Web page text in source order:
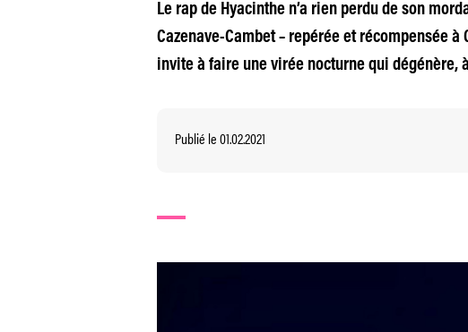
Le rap de Hyacinthe n’a rien perdu de son
Cazenave-Cambet – repérée et récompensée
invite à faire une virée nocturne qui dégénère,
Publié le 01.02.2021